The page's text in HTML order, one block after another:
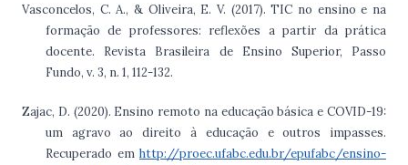
Vasconcelos, C. A., & Oliveira, E. V. (2017). TIC no ensino e na
formação de professores: reflexões a partir da prática
docente. Revista Brasileira de Ensino Superior, Passo
Fundo, v. 3, n. 1, 112-132.
Zajac, D. (2020). Ensino remoto na educação básica e COVID-19:
um agravo ao direito à educação e outros impasses.
Recuperado emhttp://proec.ufabc.edu.br/epufabc/ensino-